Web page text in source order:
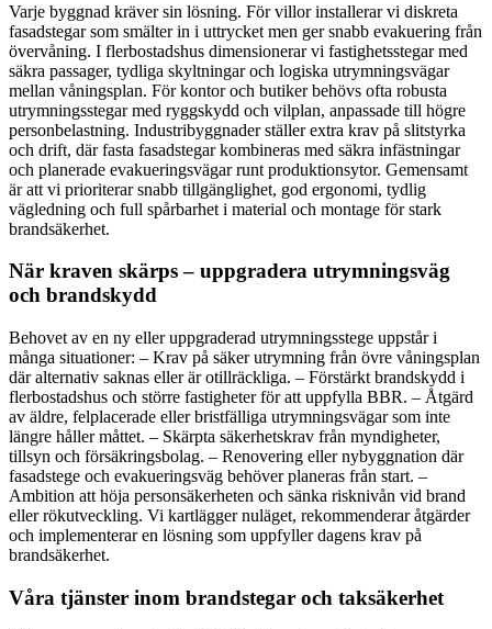
Varje byggnad kräver sin lösning. För villor installerar vi diskreta
fasadstegar som smälter in i uttrycket men ger snabb evakuering från
övervåning. I flerbostadshus dimensionerar vi fastighetsstegar med
säkra passager, tydliga skyltningar och logiska utrymningsvägar
mellan våningsplan. För kontor och butiker behövs ofta robusta
utrymningsstegar med ryggskydd och vilplan, anpassade till högre
personbelastning. Industribyggnader ställer extra krav på slitstyrka
och drift, där fasta fasadstegar kombineras med säkra infästningar
och planerade evakueringsvägar runt produktionsytor. Gemensamt
är att vi prioriterar snabb tillgänglighet, god ergonomi, tydlig
vägledning och full spårbarhet i material och montage för stark
brandsäkerhet.
När kraven skärps – uppgradera utrymningsväg
och brandskydd
Behovet av en ny eller uppgraderad utrymningsstege uppstår i
många situationer: – Krav på säker utrymning från övre våningsplan
där alternativ saknas eller är otillräckliga. – Förstärkt brandskydd i
flerbostadshus och större fastigheter för att uppfylla BBR. – Åtgärd
av äldre, felplacerade eller bristfälliga utrymningsvägar som inte
längre håller måttet. – Skärpta säkerhetskrav från myndigheter,
tillsyn och försäkringsbolag. – Renovering eller nybyggnation där
fasadstege och evakueringsväg behöver planeras från start. –
Ambition att höja personsäkerheten och sänka risknivån vid brand
eller rökutveckling. Vi kartlägger nuläget, rekommenderar åtgärder
och implementerar en lösning som uppfyller dagens krav på
brandsäkerhet.
Våra tjänster inom brandstegar och taksäkerhet